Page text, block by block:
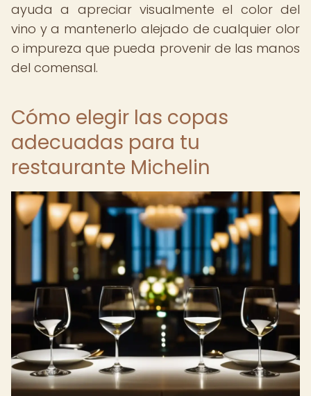
ayuda a apreciar visualmente el color del
vino y a mantenerlo alejado de cualquier olor
o impureza que pueda provenir de las manos
del comensal.
Cómo elegir las copas
adecuadas para tu
restaurante Michelin